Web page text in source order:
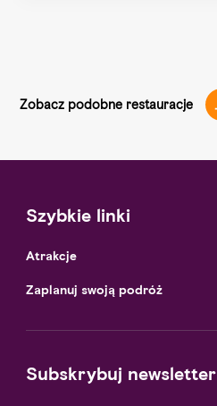
Zobacz podobne restauracje
Szybkie linki
Atrakcje
Zaplanuj swoją podróż
Subskrybuj newsletter